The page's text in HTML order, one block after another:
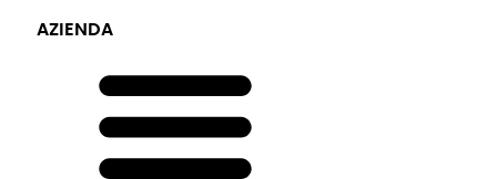
AZIENDA